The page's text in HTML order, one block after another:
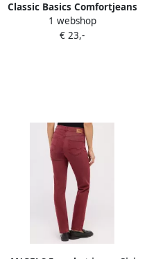
Classic Basics Comfortjeans
(1-delig)
1 webshop
€ 23,-